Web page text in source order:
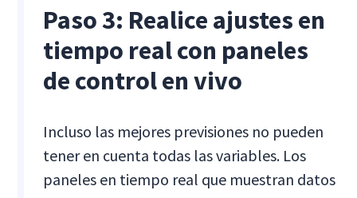
Paso 3: Realice ajustes en
tiempo real con paneles
de control en vivo
Incluso las mejores previsiones no pueden
tener en cuenta todas las variables. Los
paneles en tiempo real que muestran datos